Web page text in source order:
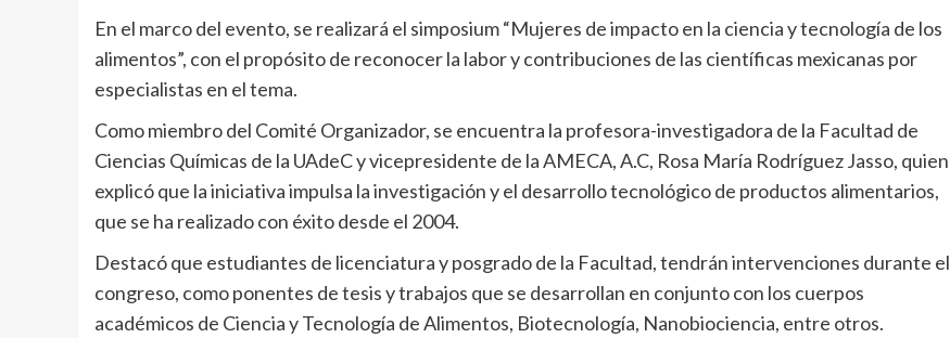
En el marco del evento, se realizará el simposium “Mujeres de impacto en la ciencia y tecnología de los
alimentos”, con el propósito de reconocer la labor y contribuciones de las científicas mexicanas por
especialistas en el tema.
Como miembro del Comité Organizador, se encuentra la profesora-investigadora de la Facultad de
Ciencias Químicas de la UAdeC y vicepresidente de la AMECA, A.C, Rosa María Rodríguez Jasso, quien
explicó que la iniciativa impulsa la investigación y el desarrollo tecnológico de productos alimentarios,
que se ha realizado con éxito desde el 2004.
Destacó que estudiantes de licenciatura y posgrado de la Facultad, tendrán intervenciones durante el
congreso, como ponentes de tesis y trabajos que se desarrollan en conjunto con los cuerpos
académicos de Ciencia y Tecnología de Alimentos, Biotecnología, Nanobiociencia, entre otros.